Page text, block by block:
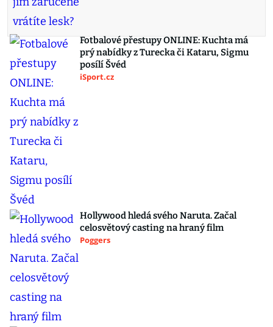
Fotbalové přestupy ONLINE: Kuchta má
prý nabídky z Turecka či Kataru, Sigmu
posílí Švéd
iSport.cz
Hollywood hledá svého Naruta. Začal
celosvětový casting na hraný film
Poggers